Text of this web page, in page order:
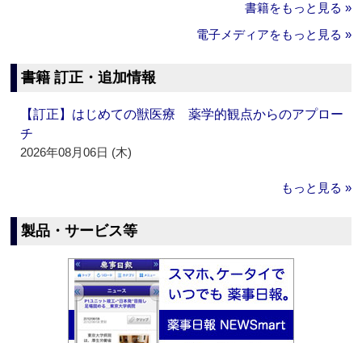
書籍をもっと見る »
電子メディアをもっと見る »
書籍 訂正・追加情報
【訂正】はじめての獣医療 薬学的観点からのアプロー
チ
2026年08月06日 (木)
もっと見る »
製品・サービス等